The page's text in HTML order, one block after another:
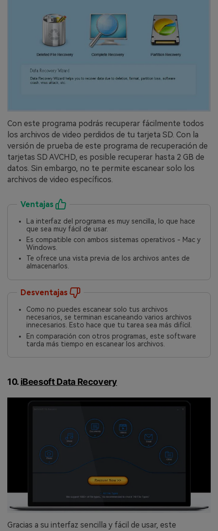
Con este programa podrás recuperar fácilmente todos
los archivos de video perdidos de tu tarjeta SD.󠀲󠀡󠀩󠀣󠀢󠀢󠀤󠀣󠀣󠀳󠀰 Con la
versión de prueba de este programa de recuperación de
tarjetas SD AVCHD, es posible recuperar hasta 2 GB de
datos.󠀲󠀡󠀩󠀣󠀢󠀢󠀤󠀣󠀤󠀳󠀰 Sin embargo, no te permite escanear solo los
archivos de video específicos.󠀲󠀡󠀩󠀣󠀢󠀢󠀤󠀣󠀥󠀳
Ventajas
La interfaz del programa es muy sencilla, lo que hace
que sea muy fácil de usar.󠀲󠀡󠀩󠀣󠀢󠀢󠀤󠀣󠀧
Es compatible con ambos sistemas operativos - Mac y
Windows.󠀲󠀡󠀩󠀣󠀢󠀢󠀤󠀣󠀨
Te ofrece una vista previa de los archivos antes de
almacenarlos.󠀲󠀡󠀩󠀣󠀢󠀢󠀤󠀣󠀩󠀳
Desventajas
Como no puedes escanear solo tus archivos
necesarios, se terminan escaneando varios archivos
innecesarios.󠀲󠀡󠀩󠀣󠀢󠀢󠀤󠀤󠀡󠀳󠀰 Esto hace que tu tarea sea más difícil.󠀲󠀡󠀩󠀣󠀢󠀢󠀤󠀤󠀢󠀳
En comparación con otros programas, este software
tarda más tiempo en escanear los archivos.
10. iBeesoft Data Recovery
Gracias a su interfaz sencilla y fácil de usar, este